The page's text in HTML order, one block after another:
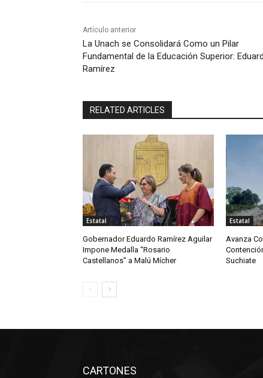
Artículo anterior
La Unach se Consolidará Como un Pilar
Fundamental de la Educación Superior:
Ramírez
RELATED ARTICLES
Estatal
Gobernador Eduardo Ramírez Aguilar
Impone Medalla “Rosario
Castellanos” a Malú Mícher
Estatal
Avanza
Suchiate
CARTONES